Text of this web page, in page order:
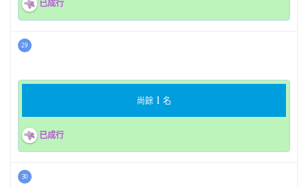
已成行
29
尚餘 1 名
已成行
30